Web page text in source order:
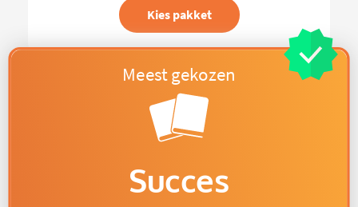
Kies pakket
Succes